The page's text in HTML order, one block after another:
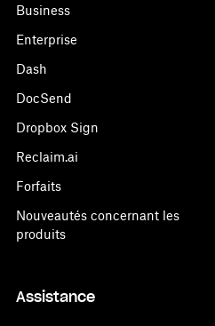
Business
Enterprise
Dash
DocSend
Dropbox Sign
Reclaim.ai
Forfaits
Nouveautés concernant les
produits
Assistance